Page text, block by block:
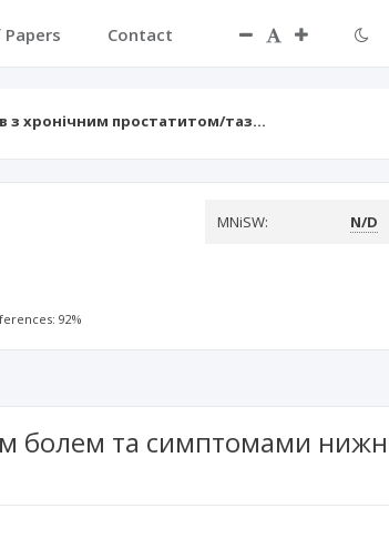
Papers Contact
з хронічним простатитом/таз…
MNiSW: N/D
92%
болем та симптомами